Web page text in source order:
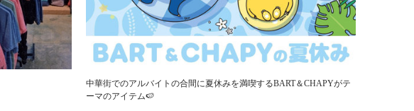
中華街でのアルバイトの合間に夏休みを満喫するBART＆CHAPYがテ
ーマのアイテム🍉